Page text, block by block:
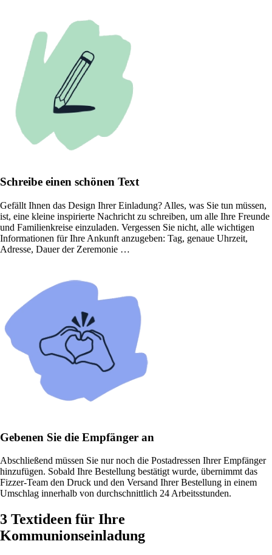
Schreibe einen schönen Text
Gefällt Ihnen das Design Ihrer Einladung? Alles, was Sie tun müssen,
ist, eine kleine inspirierte Nachricht zu schreiben, um alle Ihre Freunde
und Familienkreise einzuladen. Vergessen Sie nicht, alle wichtigen
Informationen für Ihre Ankunft anzugeben: Tag, genaue Uhrzeit,
Adresse, Dauer der Zeremonie …
Gebenen Sie die Empfänger an
Abschließend müssen Sie nur noch die Postadressen Ihrer Empfänger
hinzufügen. Sobald Ihre Bestellung bestätigt wurde, übernimmt das
Fizzer-Team den Druck und den Versand Ihrer Bestellung in einem
Umschlag innerhalb von durchschnittlich 24 Arbeitsstunden.
3 Textideen für Ihre
Kommunionseinladung